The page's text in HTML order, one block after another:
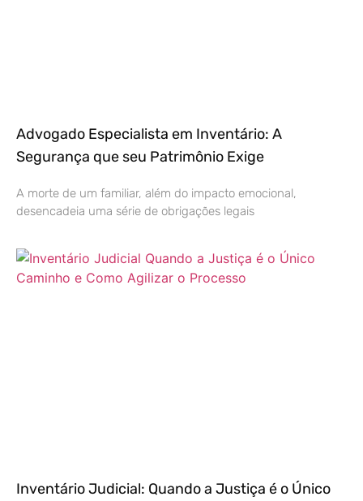
Advogado Especialista em Inventário: A
Segurança que seu Patrimônio Exige
A morte de um familiar, além do impacto emocional,
desencadeia uma série de obrigações legais
Inventário Judicial: Quando a Justiça é o Único